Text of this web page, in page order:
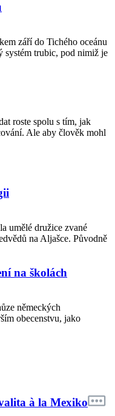
září do Tichého oceánu
systém trubic, pod nimiž je
roste spolu s tím, jak
Ale aby člověk mohl
umělé družice zvané
na Aljašce. Původně
na školách
německých
obecenstvu, jako
à la Mexiko